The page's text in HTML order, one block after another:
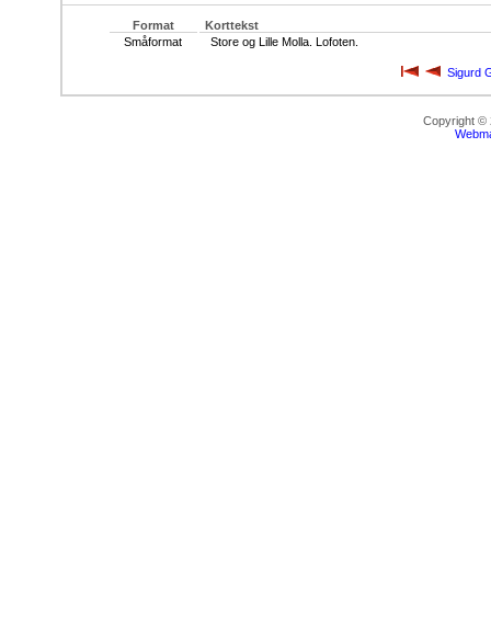
Format
Korttekst
Småformat
Store og Lille Molla. Lofoten.
Sigurd
Copyright ©